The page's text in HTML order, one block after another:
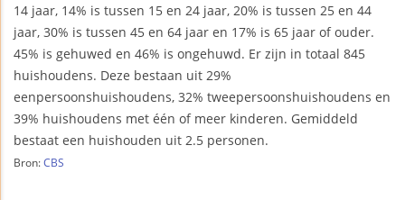
14 jaar, 14% is tussen 15 en 24 jaar, 20% is tussen 25 en 44
jaar, 30% is tussen 45 en 64 jaar en 17% is 65 jaar of ouder.
45% is gehuwed en 46% is ongehuwd. Er zijn in totaal 845
huishoudens. Deze bestaan uit 29%
eenpersoonshuishoudens, 32% tweepersoonshuishoudens en
39% huishoudens met één of meer kinderen. Gemiddeld
bestaat een huishouden uit 2.5 personen.
Bron: CBS